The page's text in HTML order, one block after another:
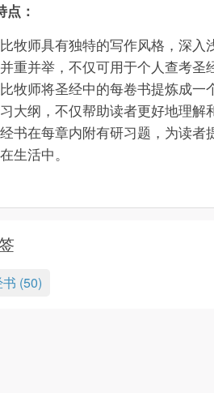
点：
牧师具有独特的写作风格，深
重并举，不仅可用于个人查考圣
牧师将圣经中的每卷书提炼成
大纲，不仅帮助读者更好地理解
书在每章内附有研习题，为读
生活中。
(50)